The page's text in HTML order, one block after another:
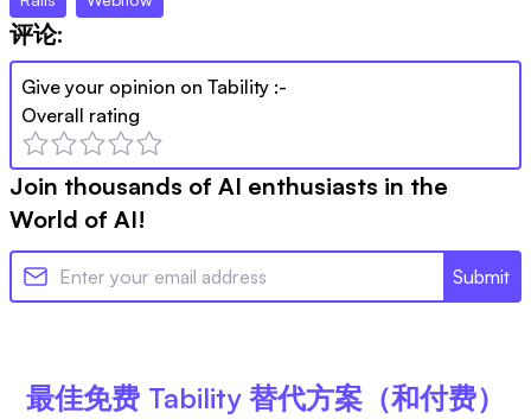
评论:
Give your opinion on Tability :-
Overall rating
Join thousands of AI enthusiasts in the
World of AI!
Submit
最佳免费 Tability 替代方案（和付费）